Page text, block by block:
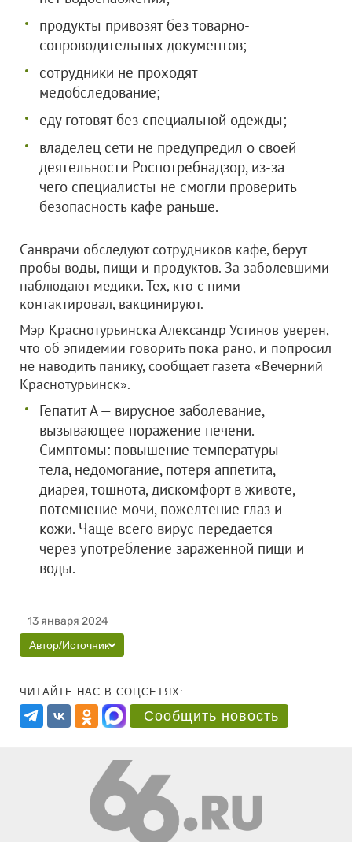
продукты привозят без товарно-
сопроводительных документов;
сотрудники не проходят
медобследование;
еду готовят без специальной одежды;
владелец сети не предупредил о своей
деятельности Роспотребнадзор, из-за
чего специалисты не смогли проверить
безопасность кафе раньше.
Санврачи обследуют сотрудников кафе, берут
пробы воды, пищи и продуктов. За заболевшими
наблюдают медики. Тех, кто с ними
контактировал, вакцинируют.
Мэр Краснотурьинска Александр Устинов уверен,
что об эпидемии говорить пока рано, и попросил
не наводить панику, сообщает газета «Вечерний
Краснотурьинск».
Гепатит А — вирусное заболевание,
вызывающее поражение печени.
Симптомы: повышение температуры
тела, недомогание, потеря аппетита,
диарея, тошнота, дискомфорт в животе,
потемнение мочи, пожелтение глаз и
кожи. Чаще всего вирус передается
через употребление зараженной пищи и
воды.
13 января 2024
Автор/Источник
ЧИТАЙТЕ НАС В СОЦСЕТЯХ:
Сообщить новость